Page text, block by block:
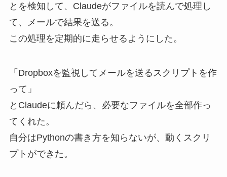
とを検知して、Claudeがファイルを読んで処理し
て、メールで結果を送る。
この処理を定期的に走らせるようにした。
「Dropboxを監視してメールを送るスクリプトを作
って」
とClaudeに頼んだら、必要なファイルを全部作っ
てくれた。
自分はPythonの書き方を知らないが、動くスクリ
プトができた。